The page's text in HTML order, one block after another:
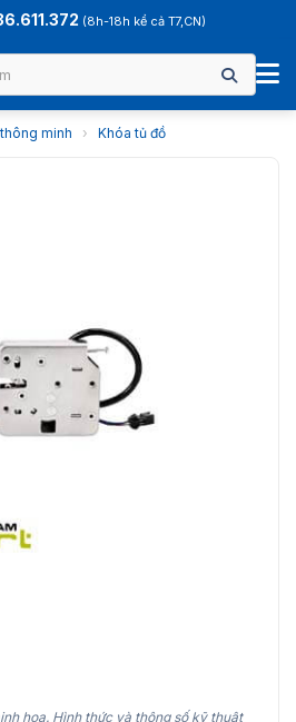
(8h-18h kể cả T7,CN)
minh › Khóa tủ đồ
họa. Hình thức và thông số kỹ thuật